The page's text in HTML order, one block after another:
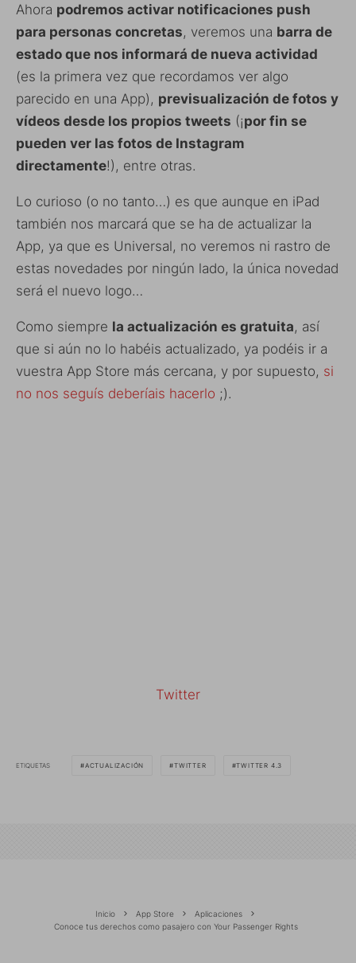
Ahora podremos activar notificaciones push
para personas concretas, veremos una barra de
estado que nos informará de nueva actividad
(es la primera vez que recordamos ver algo
parecido en una App), previsualización de fotos y
vídeos desde los propios tweets (¡por fin se
pueden ver las fotos de Instagram
directamente!), entre otras.
Lo curioso (o no tanto…) es que aunque en iPad
también nos marcará que se ha de actualizar la
App, ya que es Universal, no veremos ni rastro de
estas novedades por ningún lado, la única novedad
será el nuevo logo…
Como siempre la actualización es gratuita, así
que si aún no lo habéis actualizado, ya podéis ir a
vuestra App Store más cercana, y por supuesto, si
no nos seguís deberíais hacerlo ;).
Twitter
ETIQUETAS ACTUALIZACIÓN TWITTER TWITTER 4.3
Inicio App Store
Aplicaciones
Conoce tus derechos como pasajero con Your Passenger Rights